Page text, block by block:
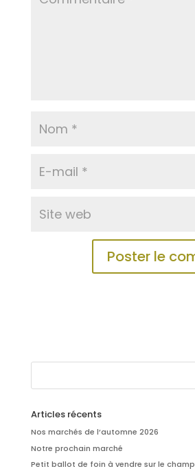
Articles récents
Nos marchés de l’automne 2026
Notre prochain marché
Petit ballot de foin à vendre sur le champ